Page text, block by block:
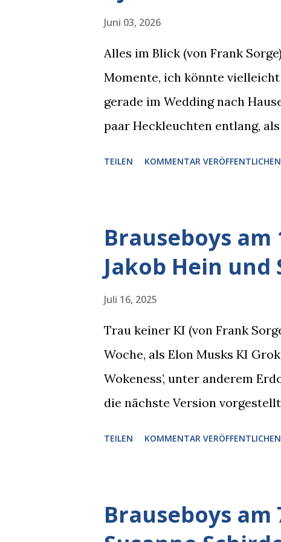
Juni 03, 2026
Alles im Blick (von Frank
Momente, ich könnte
gerade im Wedding nach
paar Heckleuchten entlang,
blickte die Krähe und ihn an,
gleichzeitig amüsiert.
man immer aufpassen!”
TEILEN KOMMENTAR VERÖFFENTLICHEN
Brauseboys am
Jakob Hein und
Juli 16, 2025
Trau keiner KI (von Frank
Woche, als Elon Musks KI
Wokeness’, unter anderem
die nächste Version
erkennen, was man anders
TEILEN KOMMENTAR VERÖFFENTLICHEN
Brauseboys am